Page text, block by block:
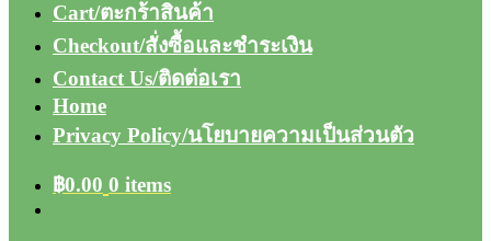
Cart/ตะกร้าสินค้า
Checkout/สั่งซื้อและชำระเงิน
Contact Us/ติดต่อเรา
Home
Privacy Policy/นโยบายความเป็นส่วนตัว
฿0.00 0 items